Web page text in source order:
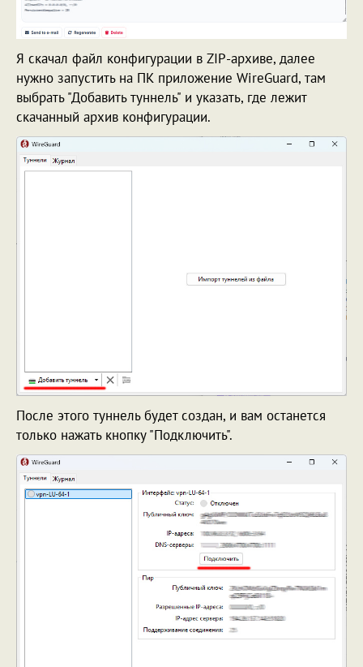
Я скачал файл конфигурации в ZIP-архиве, далее
нужно запустить на ПК приложение WireGuard, там
выбрать "Добавить туннель" и указать, где лежит
скачанный архив конфигурации.
После этого туннель будет создан, и вам останется
только нажать кнопку "Подключить".